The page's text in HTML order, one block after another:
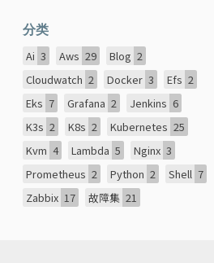
分类
Ai 3 Aws 29 Blog 2
Cloudwatch 2 Docker 3 Efs 2
Eks 7 Grafana 2 Jenkins 6
K3s 2 K8s 2 Kubernetes 25
Kvm 4 Lambda 5 Nginx 3
Prometheus 2 Python 2 Shell 7
Zabbix 17 故障集 21